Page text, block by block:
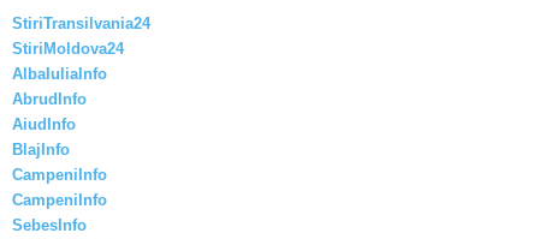
StiriTransilvania24
StiriMoldova24
AlbaIuliaInfo
AbrudInfo
AiudInfo
BlajInfo
CampeniInfo
CampeniInfo
SebesInfo